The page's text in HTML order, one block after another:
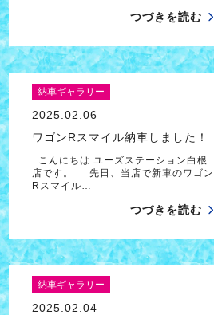
つづきを読む
納車ギャラリー
2025.02.06
ワゴンRスマイル納車しました！
こんにちは ユーズステーション白根
店です。 先日、当店で新車のワゴン
Rスマイル…
つづきを読む
納車ギャラリー
2025.02.04